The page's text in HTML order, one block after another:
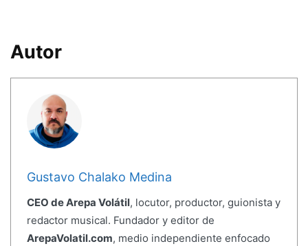
Autor
Gustavo Chalako Medina
CEO de Arepa Volátil, locutor, productor, guionista y
redactor musical. Fundador y editor de
ArepaVolatil.com, medio independiente enfocado